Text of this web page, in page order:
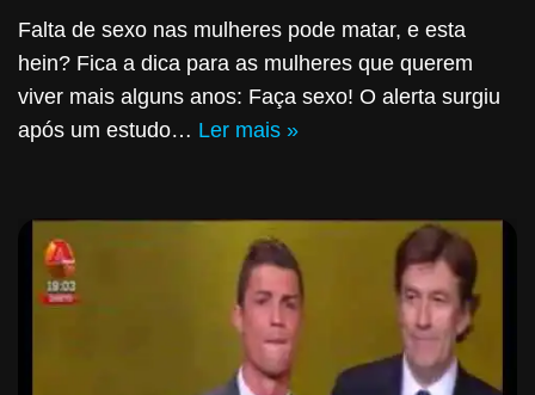
Falta de sexo nas mulheres pode matar, e esta
hein? Fica a dica para as mulheres que querem
viver mais alguns anos: Faça sexo! O alerta surgiu
após um estudo… Ler mais »